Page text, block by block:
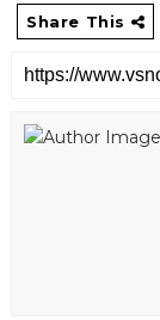
Share This